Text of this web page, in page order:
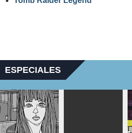
ESPECIALES